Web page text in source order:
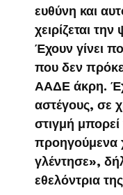
ευθύνη και
χειρίζεται
Έχουν γίνει
που δεν
ΑΑΔΕ άκρη.
αστέγους, σε
στιγμή μπορεί
προηγούμενα
γλέντησε»,
εθελόντρια